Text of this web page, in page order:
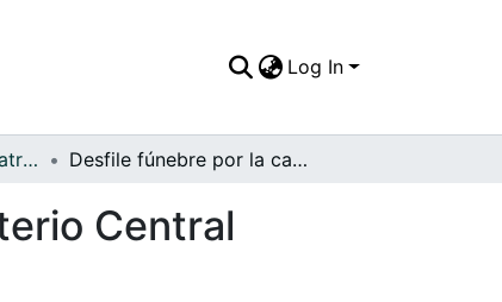
Log In
APFFVC - Desfiles - Patrimonial Desfile fúnebre por la carrera 10 camino al Cementerio Central
Central